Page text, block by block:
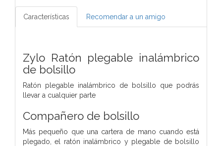
Características Recomendar a un amigo
Zylo Ratón plegable inalámbrico
de bolsillo
Ratón plegable inalámbrico de bolsillo que podrás
llevar a cualquier parte
Compañero de bolsillo
Más pequeño que una cartera de mano cuando está
plegado, el ratón inalámbrico y plegable de bolsillo